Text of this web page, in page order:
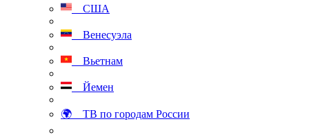
США
Венесуэла
Вьетнам
Йемен
🌍 ТВ по городам России